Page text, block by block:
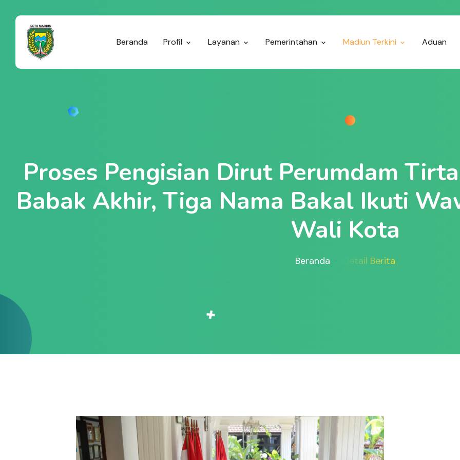
Beranda Profil Layanan Pemerintahan Madiun Terkini Aduan
Proses Pengisian Dirut Perumdam
Babak Akhir, Tiga Nama Bakal Ikuti
Wali Kota
Beranda Detail Berita